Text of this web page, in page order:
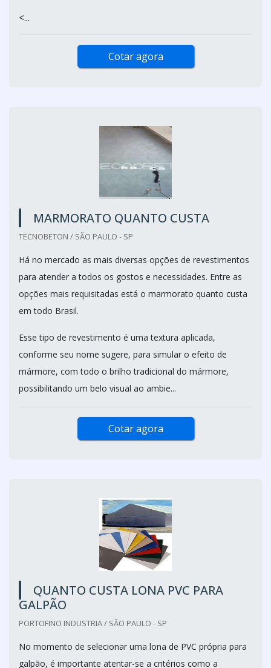
<...
Cotar agora
MARMORATO QUANTO CUSTA
TECNOBETON / SÃO PAULO - SP
Há no mercado as mais diversas opções de revestimentos
para atender a todos os gostos e necessidades. Entre as
opções mais requisitadas está o marmorato quanto custa
em todo Brasil.
Esse tipo de revestimento é uma textura aplicada,
conforme seu nome sugere, para simular o efeito de
mármore, com todo o brilho tradicional do mármore,
possibilitando um belo visual ao ambie...
Cotar agora
QUANTO CUSTA LONA PVC PARA
GALPÃO
PORTOFINO INDUSTRIA / SÃO PAULO - SP
No momento de selecionar uma lona de PVC própria para
galpão, é importante atentar-se a critérios como a